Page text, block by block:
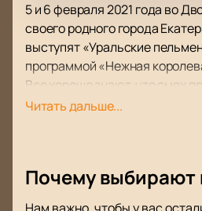
5 и 6 февраля 2021 года во
своего родного города
выступят «Уральские
программой «Нежная
Все хорошо знают, что смех
вот «Уральские пельмени»
Сергей Ершов, Андрей
Читать дальше...
Почему выбирают